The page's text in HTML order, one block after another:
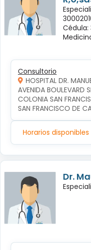
Cédula:
Consultorio
HOSPITAL DR.
AVENIDA BOULEVARD
COLONIA SAN
SAN FRANCISCO DE
Horarios disponibles
Dr.